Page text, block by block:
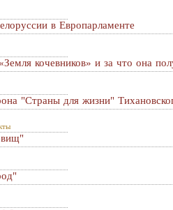
в Европарламенте
кочевников» и за что она
"Страны для жизни"